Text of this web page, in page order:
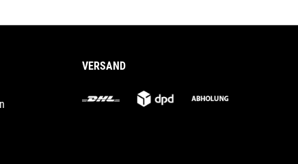
VERSAND